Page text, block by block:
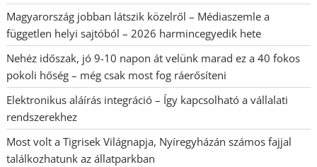
Magyarország jobban látszik közelről – Médiaszemle a
független helyi sajtóból – 2026 harmincegyedik hete
Nehéz időszak, jó 9-10 napon át velünk marad ez a 40 fokos
pokoli hőség – még csak most fog ráerősíteni
Elektronikus aláírás integráció – Így kapcsolható a vállalati
rendszerekhez
Most volt a Tigrisek Világnapja, Nyíregyházán számos fajjal
találkozhatunk az állatparkban